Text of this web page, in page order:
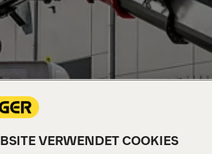
Branchen
VERWENDET COOKIES